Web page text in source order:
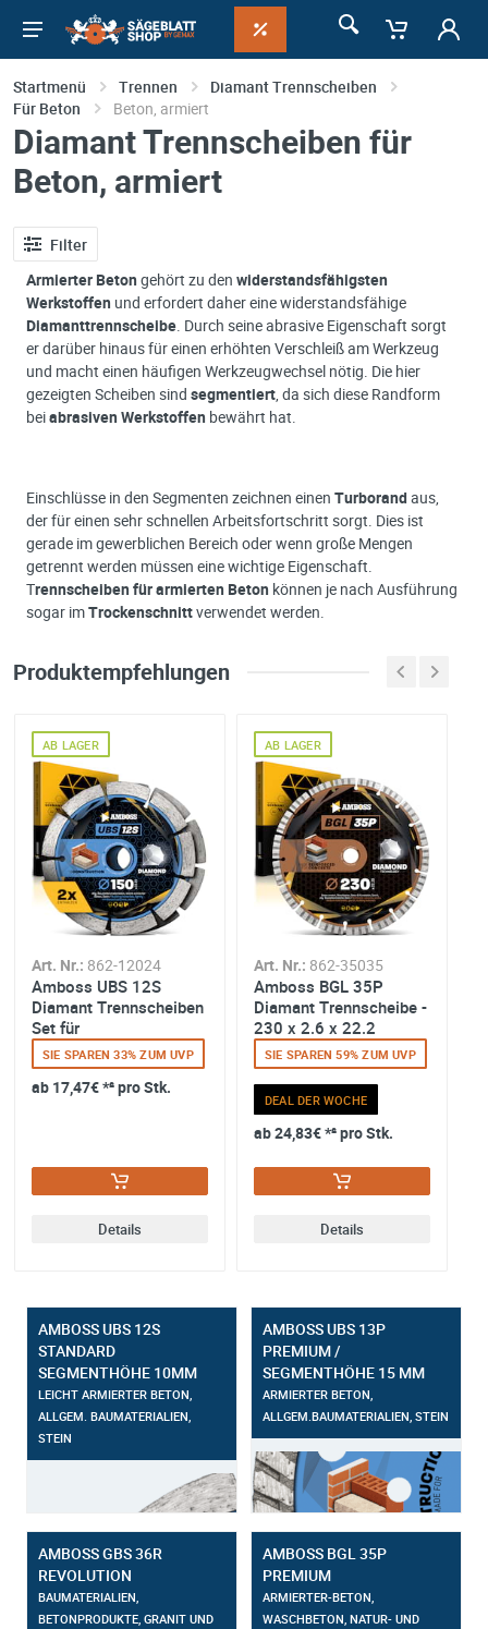
Startmenü Trennen
Diamant Trennscheiben
Für Beton
Beton, armiert
Diamant Trennscheiben für
Beton, armiert
Filter
Armierter Beton gehört zu den widerstandsfähigsten
Werkstoffen und erfordert daher eine widerstandsfähige
Diamanttrennscheibe. Durch seine abrasive Eigenschaft sorgt
er darüber hinaus für einen erhöhten Verschleiß am Werkzeug
und macht einen häufigen Werkzeugwechsel nötig. Die hier
gezeigten Scheiben sind segmentiert, da sich diese Randform
beiabrasiven Werkstoffen bewährt hat.
Einschlüsse in den Segmenten zeichnen einen Turborand aus,
der für einen sehr schnellen Arbeitsfortschritt sorgt. Dies ist
gerade im gewerblichen Bereich oder wenn große Mengen
getrennt werden müssen eine wichtige Eigenschaft.
Trennscheiben für armierten Beton können je nach Ausführung
sogar imTrockenschnittverwendet werden.
Produktempfehlungen
Art. Nr.: 862-12024
Amboss UBS 12S
Diamant Trennscheiben
Set für
Mauerschlitzfräse (2
Stück) - 15...
AB LAGER
SIE SPAREN 33% ZUM UVP
ab 17,47€*² pro Stk.
Details
Art. Nr.: 862-35035
Amboss BGL 35P
Diamant Trennscheibe -
230 x 2.6 x 22.2
AB LAGER
SIE SPAREN 59% ZUM UVP
DEAL DER WOCHE
ab24,83€*² pro Stk.
Details
AMBOSS UBS 12S
STANDARD
SEGMENTHÖHE 10MM
LEICHT ARMIERTER BETON,
ALLGEM. BAUMATERIALIEN,
STEIN
AMBOSS UBS 13P
PREMIUM /
SEGMENTHÖHE 15 MM
ARMIERTER BETON,
ALLGEM.BAUMATERIALIEN, STEIN
AMBOSS GBS 36R
REVOLUTION
BAUMATERIALIEN,
BETONPRODUKTE, GRANIT UND
AMBOSS BGL 35P
PREMIUM
ARMIERTER-BETON,
WASCHBETON, NATUR- UND